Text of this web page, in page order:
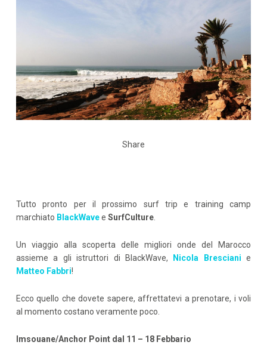
Share
Tutto pronto per il prossimo surf trip e training camp
marchiato BlackWavee SurfCulture.
Un viaggio alla scoperta delle migliori onde del Marocco
assieme a gli istruttori di BlackWave,
Nicola Bresciani e
Matteo Fabbri!
Ecco quello che dovete sapere, affrettatevi a prenotare, i voli
al momento costano veramente poco.
Imsouane/Anchor Point dal 11 – 18 Febbario